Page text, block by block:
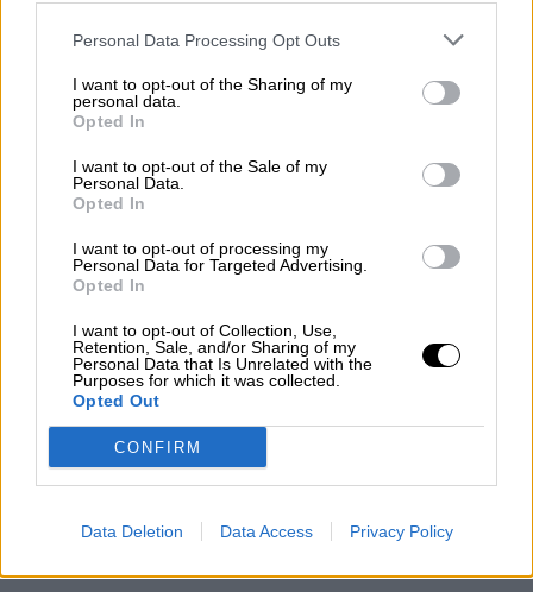
Personal Data Processing Opt Outs
I want to opt-out of the Sharing of my
personal data.
Opted In
I want to opt-out of the Sale of my
Personal Data.
Opted In
I want to opt-out of processing my
Personal Data for Targeted Advertising.
Opted In
I want to opt-out of Collection, Use,
Retention, Sale, and/or Sharing of my
Personal Data that Is Unrelated with the
Purposes for which it was collected.
Opted Out
CONFIRM
Data Deletion Data Access Privacy Policy
PA Wire/d / DPA)
Boris Johnson anuncia nuevas medidas
contra el coronavirus durante el
crecimiento de la segunda ola
Marina G.
Más artículos de este autor